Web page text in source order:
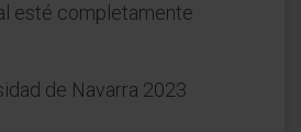
esté completamente
de Navarra 2023